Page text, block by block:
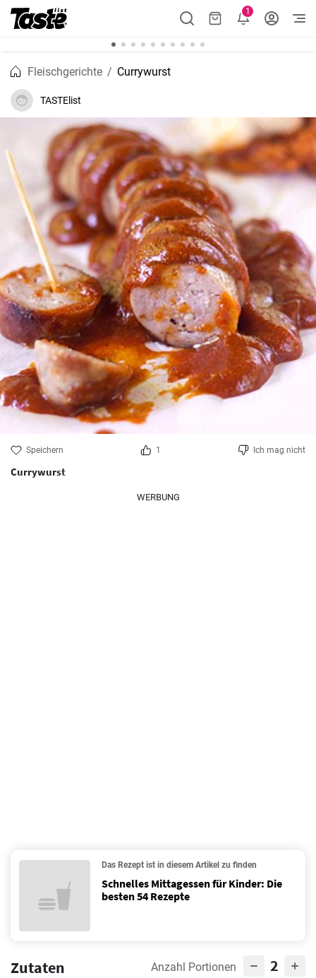
1
Fleischgerichte Currywurst
TASTElist
Speichern 1 Ich mag nicht
Currywurst
WERBUNG
Das Rezept ist in diesem Artikel zu finden
Schnelles Mittagessen für Kinder: Die
besten 54 Rezepte
Zutaten Anzahl Portionen 2